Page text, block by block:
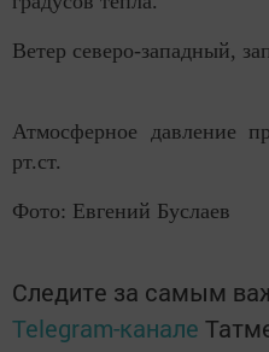
Ветер северо-западный,
Атмосферное давление
рт.ст.
Фото: Евгений Буслаев
Следите за самым
Telegram-канале